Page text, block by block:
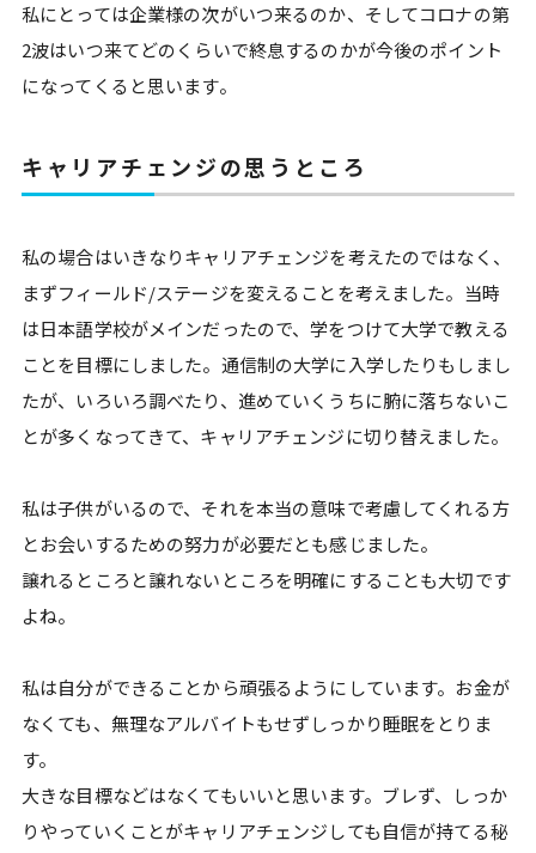
私にとっては企業様の次がいつ来るのか、そしてコロナの第
2波はいつ来てどのくらいで終息するのかが今後のポイント
になってくると思います。
キャリアチェンジの思うところ
私の場合はいきなりキャリアチェンジを考えたのではなく、
まずフィールド/ステージを変えることを考えました。当時
は日本語学校がメインだったので、学をつけて大学で教える
ことを目標にしました。通信制の大学に入学したりもしまし
たが、いろいろ調べたり、進めていくうちに腑に落ちないこ
とが多くなってきて、キャリアチェンジに切り替えました。
私は子供がいるので、それを本当の意味で考慮してくれる方
とお会いするための努力が必要だとも感じました。
譲れるところと譲れないところを明確にすることも大切です
よね。
私は自分ができることから頑張るようにしています。お金が
なくても、無理なアルバイトもせずしっかり睡眠をとりま
す。
大きな目標などはなくてもいいと思います。ブレず、しっか
りやっていくことがキャリアチェンジしても自信が持てる秘